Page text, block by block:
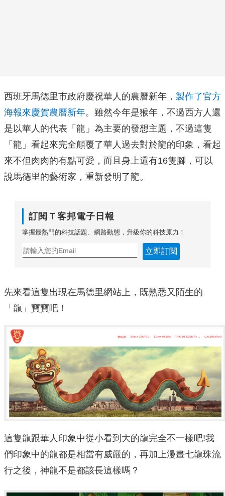
西班牙馬德里市政府慶祝華人的農曆新年， 製作了官方
海報來慶賀農曆新年。雖然今年是猴年，不過西方人還
是以華人的代表「龍」為主要的發想主題，不過這隻
「龍」看起來完全顛覆了華人過去對於龍的印象，看起
來不但肉肉的有點可愛，而且身上還有16隻腳，可以
說馬德里的藝術家，重新發明了龍。
訂閱Ｔ客邦電子日報
掌握最熱門的科技話題、網路動態，升級你的科技原力！
立即訂閱
先來看這隻出現在馬德里網站上，既熟悉又陌生的
「龍」寶寶吧！
這隻龍跟華人印象中從小看到大的龍完全不一樣吧!我
們印象中的龍都是相當有威嚴的，再加上漫畫七龍珠流
行之後，神龍不是都該長這樣嗎？